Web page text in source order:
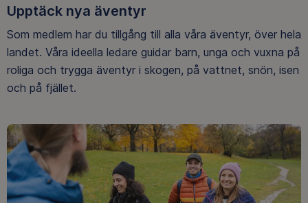
Upptäck nya äventyr
Som medlem har du tillgång till alla våra äventyr, över hela
landet. Våra ideella ledare guidar barn, unga och vuxna på
roliga och trygga äventyr i skogen, på vattnet, snön, isen
och på fjället.